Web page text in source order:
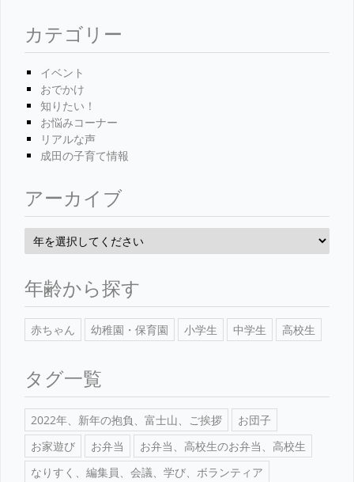
カテゴリー
イベント
おでかけ
知りたい！
お悩みコーナー
リアルな声
成田の子育て情報
アーカイブ
年齢から探す
赤ちゃん 幼稚園・保育園 小学生 中学生 高校生
タグ一覧
2022年、新年の抱負、富士山、ご挨拶
お団子
お家遊び
お弁当
お弁当、高校生のお弁当、高校生
なりすく、編集員、会議、学び、ボランティア